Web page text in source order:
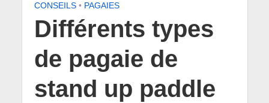
CONSEILS • PAGAIES
Différents types
de pagaie de
stand up paddle